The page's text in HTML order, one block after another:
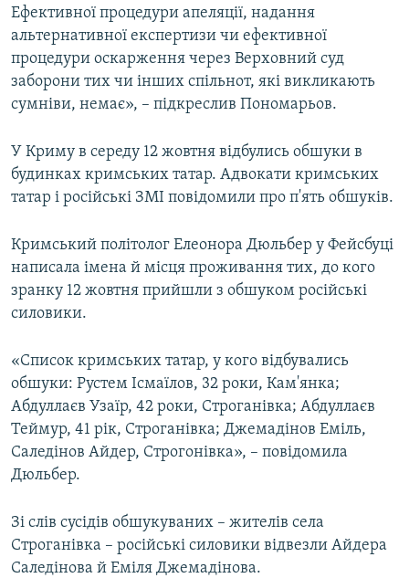
Ефективної процедури апеляції, надання
альтернативної експертизи чи ефективної
процедури оскарження через Верховний суд
заборони тих чи інших спільнот, які викликають
сумніви, немає», – підкреслив Пономарьов.
У Криму в середу 12 жовтня відбулись обшуки в
будинках кримських татар. Адвокати кримських
татар і російські ЗМІ повідомили про п'ять обшуків.
Кримський політолог Елеонора Дюльбер у Фейсбуці
написала імена й місця проживання тих, до кого
зранку 12 жовтня прийшли з обшуком російські
силовики.
«Список кримських татар, у кого відбувались
обшуки: Рустем Ісмаїлов, 32 роки, Кам'янка;
Абдуллаєв Узаїр, 42 роки, Строганівка; Абдуллаєв
Теймур, 41 рік, Строганівка; Джемадінов Еміль,
Саледінов Айдер, Строгонівка», – повідомила
Дюльбер.
Зі слів сусідів обшукуваних – жителів села
Строганівка – російські силовики відвезли Айдера
Саледінова й Еміля Джемадінова.